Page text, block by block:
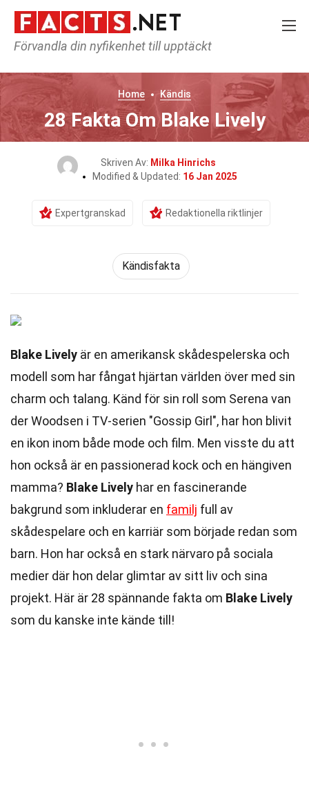
Förvandla din nyfikenhet till upptäckt
Home Kändis
28 Fakta Om Blake Lively
Skriven Av: Milka Hinrichs
Modified & Updated: 16 Jan 2025
Expertgranskad Redaktionella riktlinjer
Kändisfakta
Blake Lively är en amerikansk skådespelerska och
modell som har fångat hjärtan världen över med sin
charm och talang. Känd för sin roll som Serena van
der Woodsen i TV-serien "Gossip Girl", har hon blivit
en ikon inom både mode och film. Men visste du att
hon också är en passionerad kock och en hängiven
mamma? Blake Lively har en fascinerande
bakgrund som inkluderar en familj full av
skådespelare och en karriär som började redan som
barn. Hon har också en stark närvaro på sociala
medier där hon delar glimtar av sitt liv och sina
projekt. Här är 28 spännande fakta om Blake Lively
som du kanske inte kände till!